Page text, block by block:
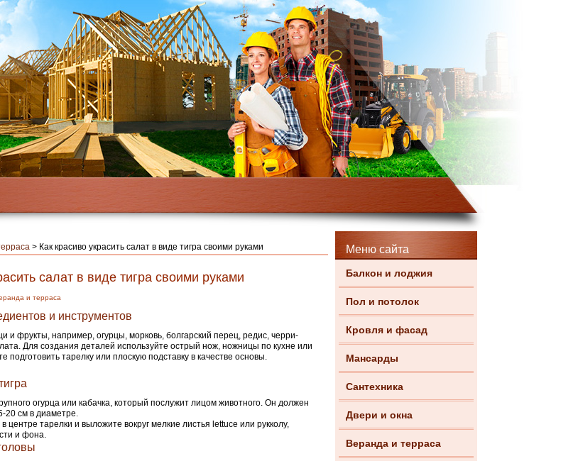
Меню сайта
Балкон и лоджия
Пол и потолок
Кровля и фасад
Мансарды
Сантехника
Двери и окна
Веранда и терраса
> Как красиво украсить салат в виде тигра своими руками
салат в виде тигра своими руками
и терраса
и инструментов
и фрукты, например, огурцы, морковь, болгарский перец, редис, черри-
Для создания деталей используйте острый нож, ножницы по кухне или
подготовить тарелку или плоскую подставку в качестве основы.
огурца или кабачка, который послужит лицом животного. Он должен
20 см в диаметре.
в центре тарелки и выложите вокруг мелкие листья lettuce или рукколу,
и фона.